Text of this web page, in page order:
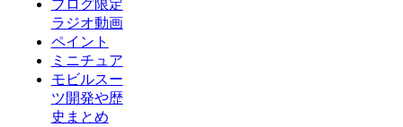
ブログ限定
ラジオ動画
ペイント
ミニチュア
モビルスー
ツ開発や歴
史まとめ